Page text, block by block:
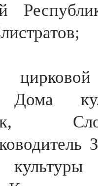
цирковой
Дома
культуры